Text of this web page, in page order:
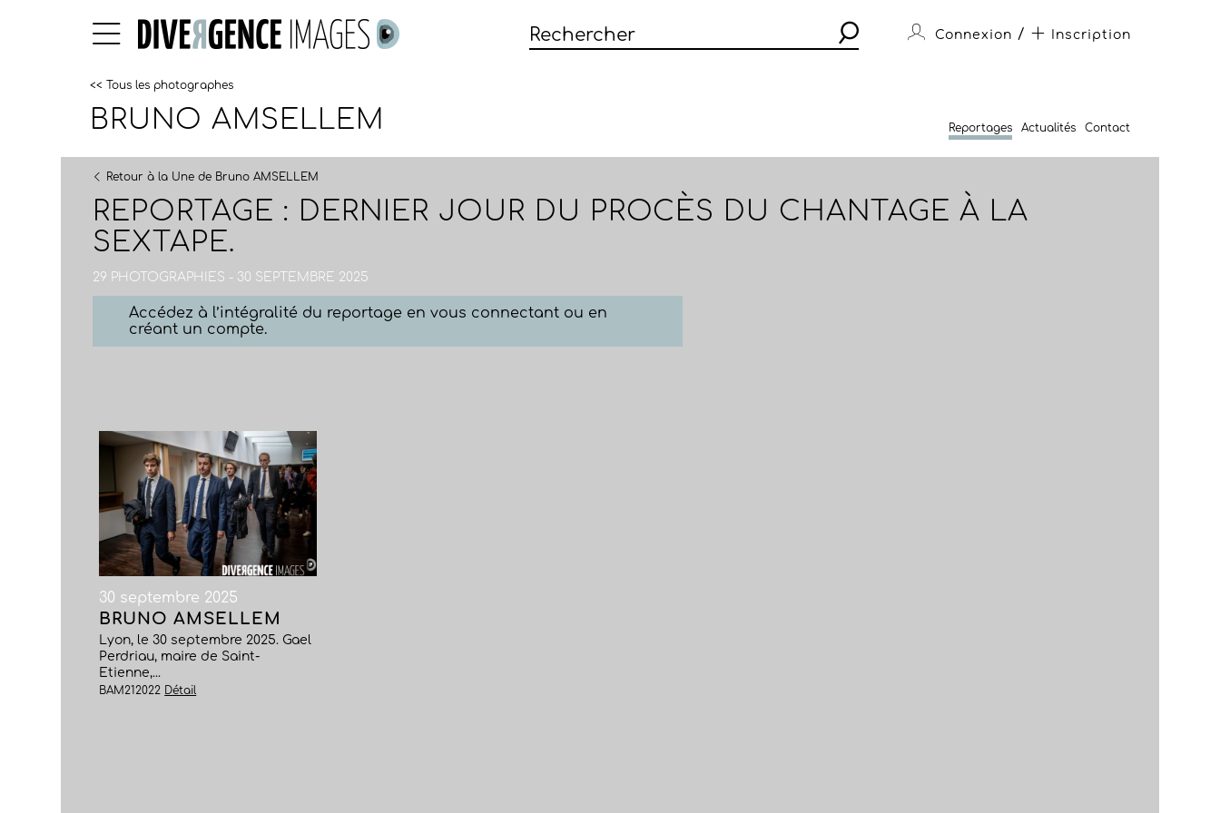
Connexion / Inscription
<< Tous les photographes
BRUNO AMSELLEM Reportages Actualités Contact
Retour à la Une de Bruno AMSELLEM
REPORTAGE : DERNIER JOUR DU PROCÈS DU CHANTAGE À LA
SEXTAPE.
29 PHOTOGRAPHIES - 30 SEPTEMBRE 2025
Accédez à l’intégralité du reportage en vous connectant ou en
créant un compte.
30 septembre 2025
BRUNO AMSELLEM
Lyon, le 30 septembre 2025. Gael
Perdriau, maire de Saint-
Etienne,...
BAM212022 Détail